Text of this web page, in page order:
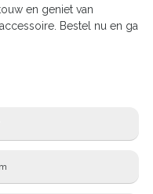
en geniet van
Bestel nu en ga